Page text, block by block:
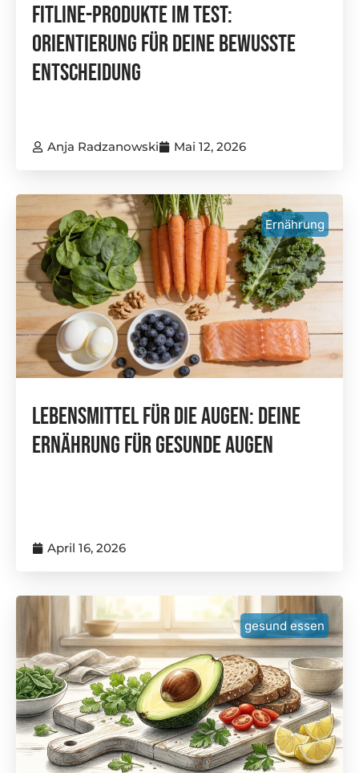
FitLine-Produkte Im Test:
Orientierung Für Deine Bewusste
Entscheidung
Anja Radzanowski Mai 12, 2026
Ernährung
Lebensmittel Für Die Augen: Deine
Ernährung Für Gesunde Augen
April 16, 2026
gesund essen